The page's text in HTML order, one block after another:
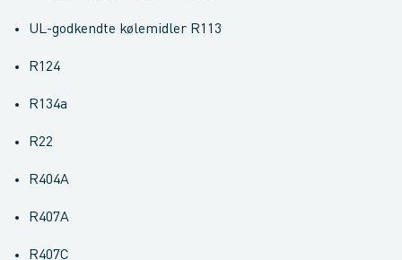
UL-godkendte kølemidler R113
R124
R134a
R22
R404A
R407A
R407C